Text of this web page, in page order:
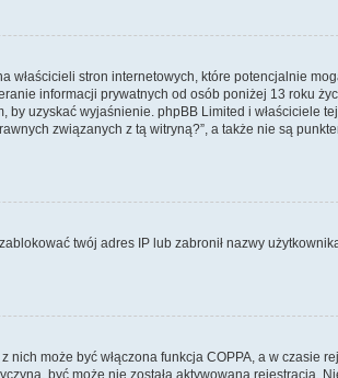
właścicieli stron internetowych, które potencjalnie
informacji prywatnych od osób poniżej 13 roku
uzyskać wyjaśnienie. phpBB Limited i właściciele
związanych z tą witryną?”, a także nie są
twój adres IP lub zabronił nazwy
może być włączona funkcja COPPA, a w czasie
być może nie została aktywowana rejestracja.